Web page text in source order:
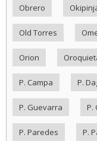
Obrero
Old Torres
Orion
P. Campa P.
P. Guevarra P.
P. Paredes P.